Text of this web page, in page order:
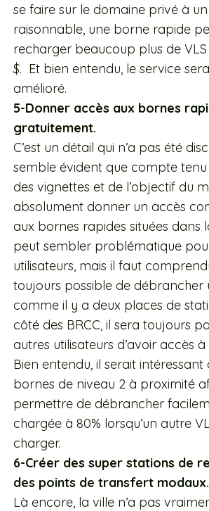
se faire sur le domaine privé à
raisonnable, une borne rapide
recharger beaucoup plus de
$. Et bien entendu, le service
amélioré.
5-Donner accès aux bornes
gratuitement.
C’est un détail qui n’a pas été
semble évident que compte
des vignettes et de l’objectif du
absolument donner un accès
aux bornes rapides situées dans
peut sembler problématique
utilisateurs, mais il faut
toujours possible de débrancher
comme il y a deux places de
côté des BRCC, il sera toujours
autres utilisateurs d’avoir accès
Bien entendu, il serait
bornes de niveau 2 à proximité
permettre de débrancher
chargée à 80% lorsqu’un autre
charger.
6-Créer des super stations de
des points de transfert modaux.
Là encore, la ville n’a pas